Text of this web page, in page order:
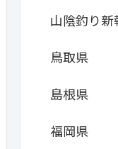
山陰釣り新
鳥取県
島根県
福岡県